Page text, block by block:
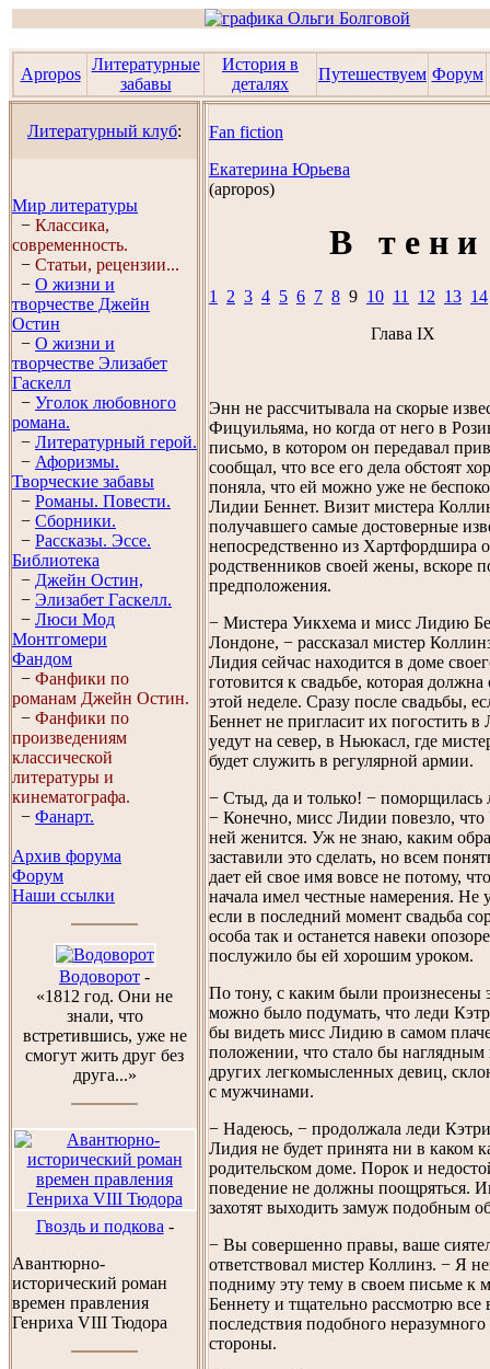
Apropos
Литературные
забавы
История в
деталях
Путешествуем Форум
Литературный клуб:
Мир литературы
− Классика,
современность.
− Статьи, рецензии...
− О жизни и
творчестве Джейн
Остин
− О жизни и
творчестве Элизабет
Гaскелл
− Уголок любовного
романа.
− Литературный герой.
− Афоризмы.
Творческие забавы
− Романы. Повести.
− Сборники.
− Рассказы. Эссe.
Библиотека
− Джейн Остин,
− Элизабет Гaскелл.
− Люси Мод
Монтгомери
Фандом
− Фанфики по
романам Джейн Остин.
− Фанфики по
произведениям
классической
литературы и
кинематографа.
− Фанарт.
Архив форума
Форум
Наши ссылки
Водоворот -
«1812 год. Они не
знали, что
встретившись, уже не
смогут жить друг без
друга...»
Гвоздь и подкова -
Авантюрно-
исторический роман
времен правления
Генриха VIII Тюдора
Fan fiction
Екатерина Юрьева
(аpropos)
В т е н и
1 2 3 4 5 6 7 8 9 10 11 12 13 14
Глава IX
Энн не рассчитывала на скорые
Фицуильяма, но когда от него в
письмо, в котором он передавал
сообщал, что все его дела обстоят
поняла, что ей можно уже не
Лидии Беннет. Визит мистера
получавшего самые достоверные
непосредственно из Хартфордшира
родственников своей жены, вскоре
предположения.
− Мистера Уикхема и мисс Лидию
Лондоне, − рассказал мистер
Лидия сейчас находится в доме
готовится к свадьбе, которая должна
этой неделе. Сразу после свадьбы,
Беннет не пригласит их погостить
уедут на север, в Ньюкасл, где
будет служить в регулярной армии.
− Стыд, да и только! − поморщилась
− Конечно, мисс Лидии повезло,
ней женится. Уж не знаю, каким
заставили это сделать, но всем
дает ей свое имя вовсе не потому,
начала имел честные намерения. Не
если в последний момент свадьба
особа так и останется навеки
послужило бы ей хорошим уроком.
По тону, с каким были произнесены
можно было подумать, что леди
бы видеть мисс Лидию в самом
положении, что стало бы
других легкомысленных девиц,
с мужчинами.
− Надеюсь, − продолжала леди
Лидия не будет принята ни в каком
родительском доме. Порок и
поведение не должны поощряться.
захотят выходить замуж подобным
− Вы совершенно правы, ваше
ответствовал мистер Коллинз. − Я
подниму эту тему в своем письме к
Беннету и тщательно рассмотрю
последствия подобного неразумного
стороны.